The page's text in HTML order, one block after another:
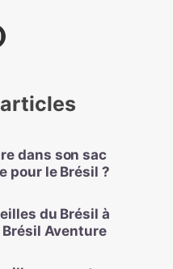
dans son sac
pour le Brésil ?
du Brésil à
Aventure